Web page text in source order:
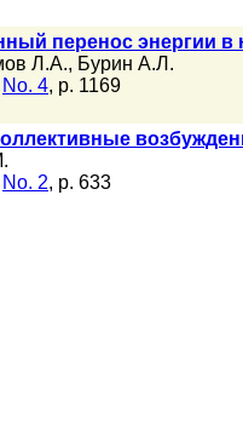
перенос энергии в
Л.А., Бурин А.Л.
No. 4, p. 1169
No. 2, p. 633